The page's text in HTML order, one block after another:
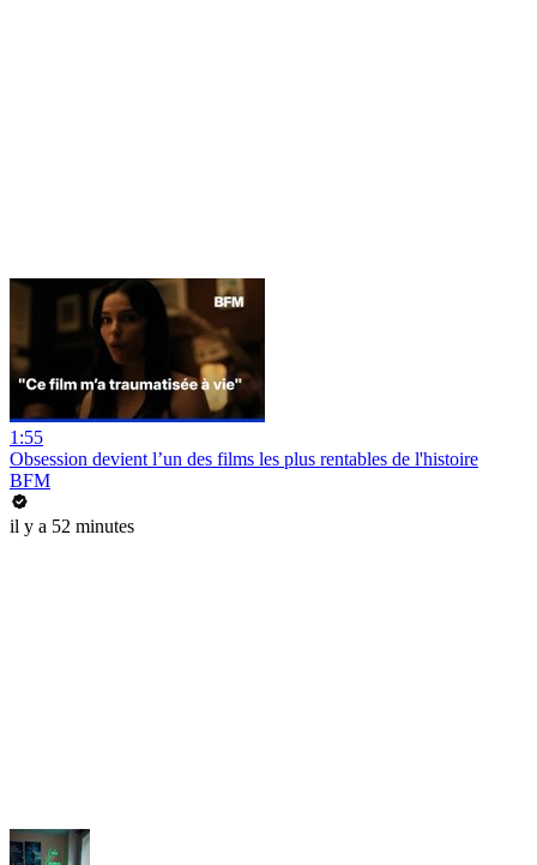
1:55
Obsession devient l’un des films les plus rentables de l'histoire
BFM
il y a 52 minutes